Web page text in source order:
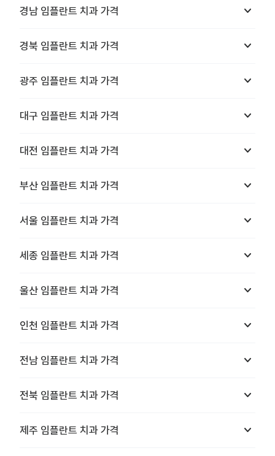
경남 임플란트 치과 가격 keyboard_arrow_down
경북 임플란트 치과 가격 keyboard_arrow_down
광주 임플란트 치과 가격 keyboard_arrow_down
대구 임플란트 치과 가격 keyboard_arrow_down
대전 임플란트 치과 가격 keyboard_arrow_down
부산 임플란트 치과 가격 keyboard_arrow_down
서울 임플란트 치과 가격 keyboard_arrow_down
세종 임플란트 치과 가격 keyboard_arrow_down
울산 임플란트 치과 가격 keyboard_arrow_down
인천 임플란트 치과 가격 keyboard_arrow_down
전남 임플란트 치과 가격 keyboard_arrow_down
전북 임플란트 치과 가격 keyboard_arrow_down
제주 임플란트 치과 가격 keyboard_arrow_down